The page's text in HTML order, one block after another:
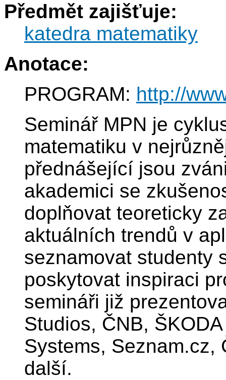
Předmět zajišťuje:
katedra matematiky
Anotace:
PROGRAM: http://
Seminář MPN je
matematiku v
přednášející jsou
akademici se
doplňovat teoreticky
aktuálních trendů v
seznamovat studenty
poskytovat inspiraci
semináři již
Studios, ČNB,
Systems, Seznam.cz,
další.